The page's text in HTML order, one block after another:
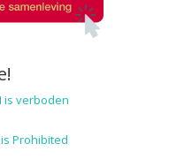
is verboden
Prohibited